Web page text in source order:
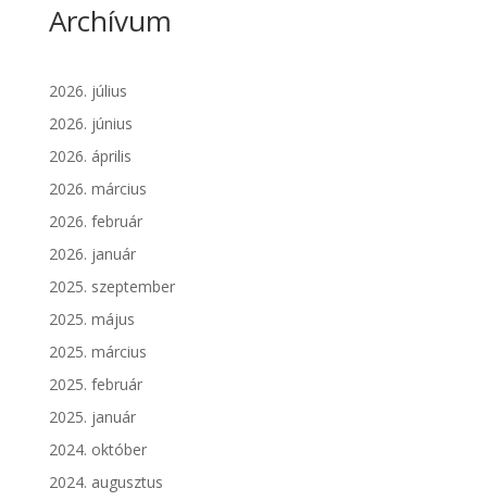
Archívum
2026. július
2026. június
2026. április
2026. március
2026. február
2026. január
2025. szeptember
2025. május
2025. március
2025. február
2025. január
2024. október
2024. augusztus